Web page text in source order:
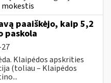
mokestis
paaiškėjo, kaip 5,2
paskola
Klaipėdos apskrities
(toliau – Klaipėdos